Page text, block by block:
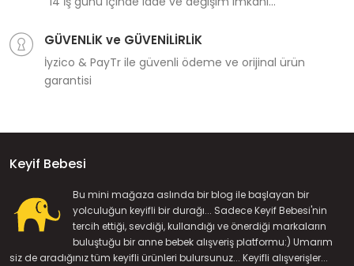
GÜVENLİK ve GÜVENİLİRLİK
İyzico & PayTr ile güvenli ödeme ve orijinal ürün
garantisi
Keyif Bebesi
Bu mini mağaza aslında bir blog ile başlayan bir
yolculuğun keyifli bir durağı... Sadece Keyif Bebesi'nin
tercih ettiği, sevdiği, kullandığı ve önerdiği markaların
buluştuğu bir anne bebek alışveriş platformu:) Umarım
siz de aradığınız tüm keyifli ürünleri bulursunuz... Keyifli alışverişler...